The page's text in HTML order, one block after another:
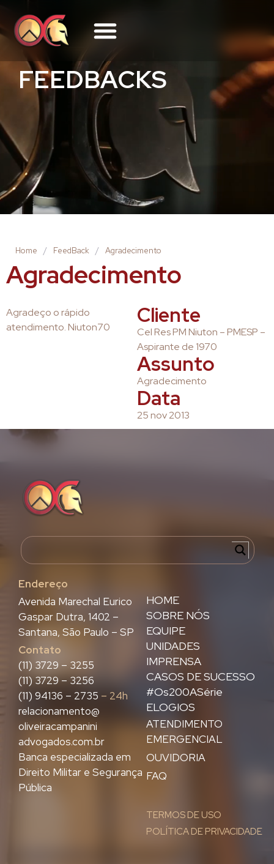
FEEDBACKS
Home / FeedBack / Agradecimento
Agradecimento
Agradeço o rápido
atendimento. Niuton70
Cliente
Cel Res PM Niuton – PMESP –
Aspirante de 1970
Assunto
Agradecimento
Data
25 nov 2013
Endereço
HOME
SOBRE NÓS
EQUIPE
UNIDADES
IMPRENSA
CASOS DE SUCESSO
#Os200ASérie
ELOGIOS
ATENDIMENTO
EMERGENCIAL
OUVIDORIA
FAQ
TERMOS DE USO
POLÍTICA DE PRIVACIDADE
Avenida Marechal Eurico
Gaspar Dutra, 1402 –
Santana, São Paulo – SP
Contato
(11) 3729 – 3255
(11) 3729 – 3256
(11) 94136 – 2735 – 24h
relacionamento@
oliveiracampanini
advogados.com.br
Banca especializada em
Direito Militar e Segurança
Pública